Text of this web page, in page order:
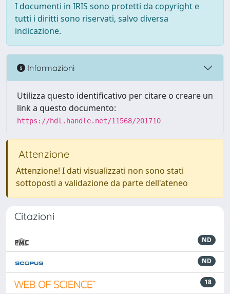
I documenti in IRIS sono protetti da copyright e
tutti i diritti sono riservati, salvo diversa
indicazione.
Informazioni
Utilizza questo identificativo per citare o creare un
link a questo documento:
https://hdl.handle.net/11568/201710
Attenzione
Attenzione! I dati visualizzati non sono stati
sottoposti a validazione da parte dell'ateneo
Citazioni
ND
ND
18